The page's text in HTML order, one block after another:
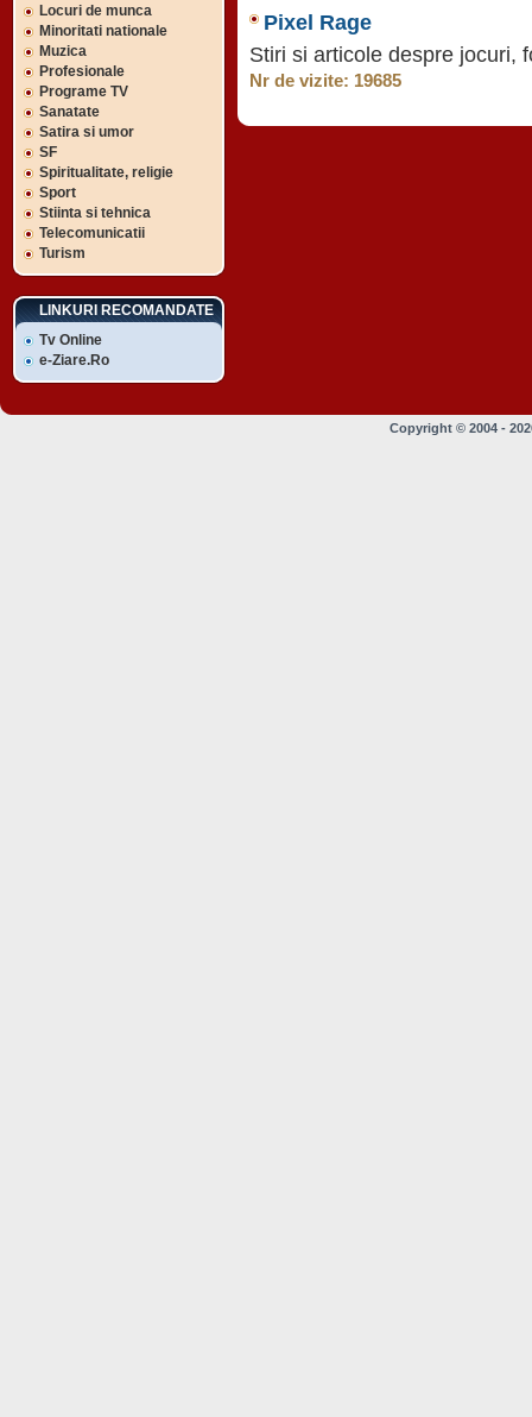
Locuri de munca
Minoritati nationale
Muzica
Profesionale
Programe TV
Sanatate
Satira si umor
SF
Spiritualitate, religie
Sport
Stiinta si tehnica
Telecomunicatii
Turism
LINKURI RECOMANDATE
Tv Online
e-Ziare.Ro
Pixel Rage
Stiri si articole despre jocuri,
Nr de vizite: 19685
Copyright © 2004 -